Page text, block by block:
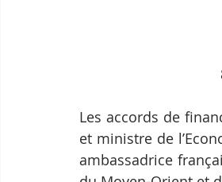
Les accords de
et ministre de
ambassadrice